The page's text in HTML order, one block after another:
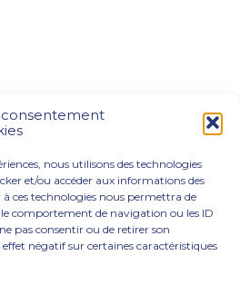
consentement
nous utilisons des technologies
et/ou accéder aux informations des
ces technologies nous permettra de
le comportement de navigation ou les ID
pas consentir ou de retirer son
négatif sur certaines caractéristiques